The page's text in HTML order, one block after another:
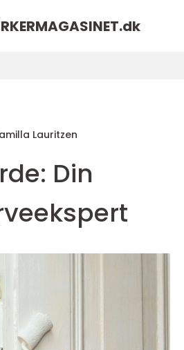
dk
Lauritzen
Din